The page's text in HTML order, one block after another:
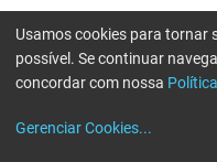
Usamos cookies para tornar
possível. Se continuar
concordar com nossa
Gerenciar Cookies...
Erro ao enviar